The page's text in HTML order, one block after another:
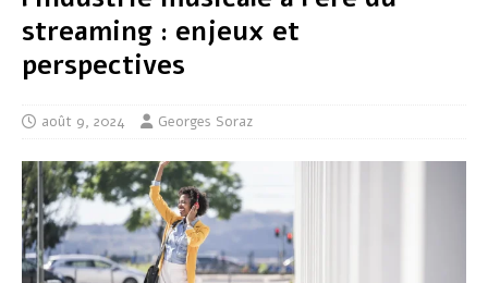
streaming : enjeux et
perspectives
août 9, 2024 Georges Soraz